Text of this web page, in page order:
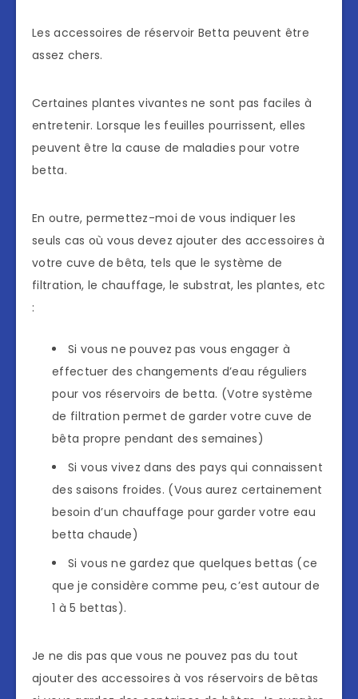
Les accessoires de réservoir Betta peuvent être
assez chers.
Certaines plantes vivantes ne sont pas faciles à
entretenir. Lorsque les feuilles pourrissent, elles
peuvent être la cause de maladies pour votre
betta.
En outre, permettez-moi de vous indiquer les
seuls cas où vous devez ajouter des accessoires à
votre cuve de bêta, tels que le système de
filtration, le chauffage, le substrat, les plantes, etc
:
Si vous ne pouvez pas vous engager à
effectuer des changements d’eau réguliers
pour vos réservoirs de betta. (Votre système
de filtration permet de garder votre cuve de
bêta propre pendant des semaines)
Si vous vivez dans des pays qui connaissent
des saisons froides. (Vous aurez certainement
besoin d’un chauffage pour garder votre eau
betta chaude)
Si vous ne gardez que quelques bettas (ce
que je considère comme peu, c’est autour de
1 à 5 bettas).
Je ne dis pas que vous ne pouvez pas du tout
ajouter des accessoires à vos réservoirs de bêtas